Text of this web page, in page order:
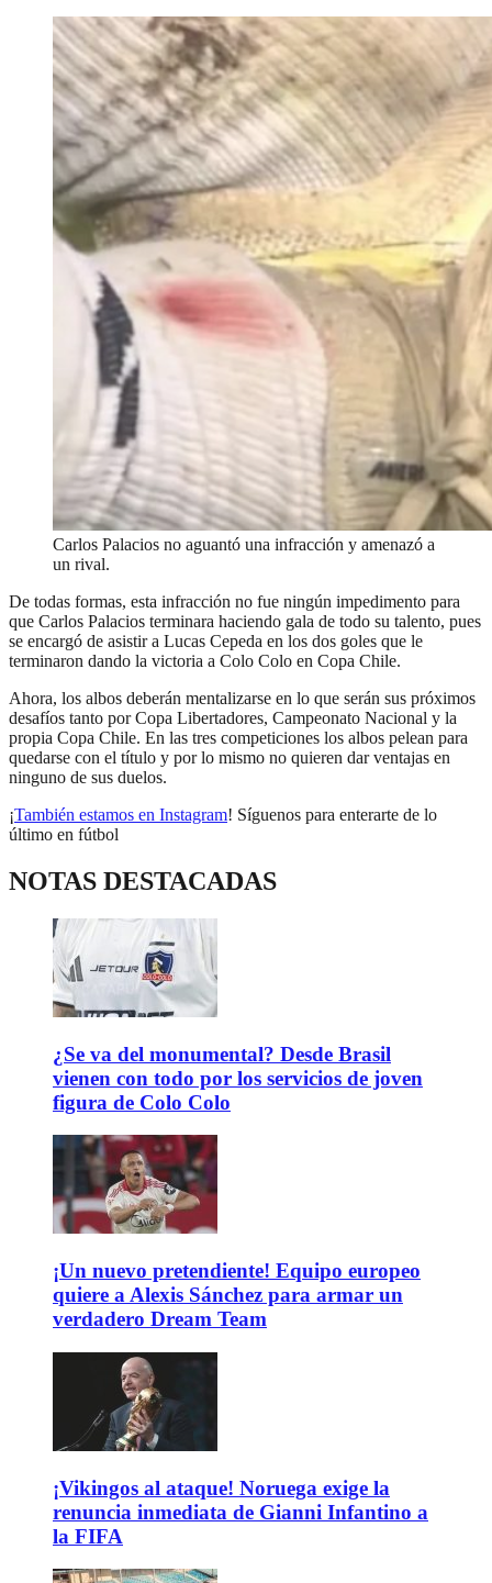
Carlos Palacios no aguantó una infracción y amenazó a
un rival.
De todas formas, esta infracción no fue ningún impedimento para
que Carlos Palacios terminara haciendo gala de todo su talento, pues
se encargó de asistir a Lucas Cepeda en los dos goles que le
terminaron dando la victoria a Colo Colo en Copa Chile.
Ahora, los albos deberán mentalizarse en lo que serán sus próximos
desafíos tanto por Copa Libertadores, Campeonato Nacional y la
propia Copa Chile. En las tres competiciones los albos pelean para
quedarse con el título y por lo mismo no quieren dar ventajas en
ninguno de sus duelos.
¡También estamos en Instagram! Síguenos para enterarte de lo
último en fútbol
NOTAS DESTACADAS
¿Se va del monumental? Desde Brasil
vienen con todo por los servicios de joven
figura de Colo Colo
¡Un nuevo pretendiente! Equipo europeo
quiere a Alexis Sánchez para armar un
verdadero Dream Team
¡Vikingos al ataque! Noruega exige la
renuncia inmediata de Gianni Infantino a
la FIFA